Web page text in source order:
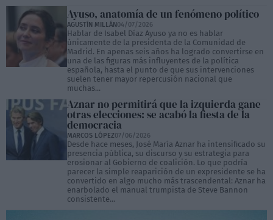
Ayuso, anatomía de un fenómeno político
AGUSTÍN MILLÁN04/07/2026
Hablar de Isabel Díaz Ayuso ya no es hablar
únicamente de la presidenta de la Comunidad de
Madrid. En apenas seis años ha logrado convertirse en
una de las figuras más influyentes de la política
española, hasta el punto de que sus intervenciones
suelen tener mayor repercusión nacional que
muchas...
Aznar no permitirá que la izquierda gane
otras elecciones: se acabó la fiesta de la
democracia
MARCOS LÓPEZ07/06/2026
Desde hace meses, José María Aznar ha intensificado su
presencia pública, su discurso y su estrategia para
erosionar al Gobierno de coalición. Lo que podría
parecer la simple reaparición de un expresidente se ha
convertido en algo mucho más trascendental: Aznar ha
enarbolado el manual trumpista de Steve Bannon
consistente...